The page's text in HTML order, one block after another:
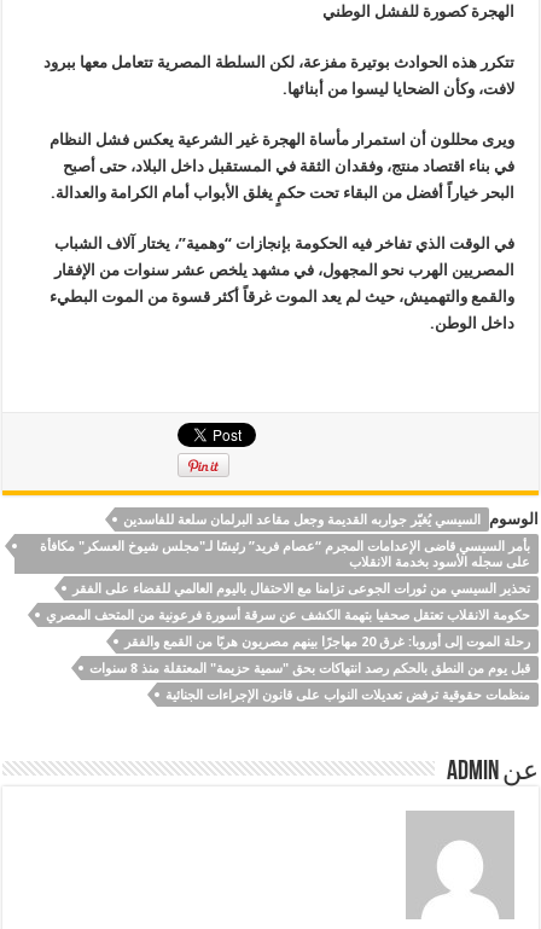
الهجرة كصورة للفشل الوطني
تتكرر هذه الحوادث بوتيرة مفزعة، لكن السلطة المصرية تتعامل معها ببرود
لافت، وكأن الضحايا ليسوا من أبنائها.
ويرى محللون أن استمرار مأساة الهجرة غير الشرعية يعكس فشل النظام
في بناء اقتصاد منتج، وفقدان الثقة في المستقبل داخل البلاد، حتى أصبح
البحر خياراً أفضل من البقاء تحت حكمٍ يغلق الأبواب أمام الكرامة والعدالة.
في الوقت الذي تفاخر فيه الحكومة بإنجازات “وهمية”، يختار آلاف الشباب
المصريين الهرب نحو المجهول، في مشهد يلخص عشر سنوات من الإفقار
والقمع والتهميش، حيث لم يعد الموت غرقاً أكثر قسوة من الموت البطيء
داخل الوطن.
الوسوم
السيسي يُغيّر جواربه القديمة وجعل مقاعد البرلمان سلعة للفاسدين
بأمر السيسي قاضى الإعدامات المجرم “عصام فريد” رئيسًا لـ"مجلس شيوخ العسكر" مكافأة
على سجله الأسود بخدمة الانقلاب
تحذير السيسي من ثورات الجوعى تزامنا مع الاحتفال باليوم العالمي للقضاء على الفقر
حكومة الانقلاب تعتقل صحفيا بتهمة الكشف عن سرقة أسورة فرعونية من المتحف المصري
رحلة الموت إلى أوروبا: غرق 20 مهاجرًا بينهم مصريون هربًا من القمع والفقر
قبل يوم من النطق بالحكم رصد انتهاكات بحق "سمية حزيمة" المعتقلة منذ 8 سنوات
منظمات حقوقية ترفض تعديلات النواب على قانون الإجراءات الجنائية
عن Admin